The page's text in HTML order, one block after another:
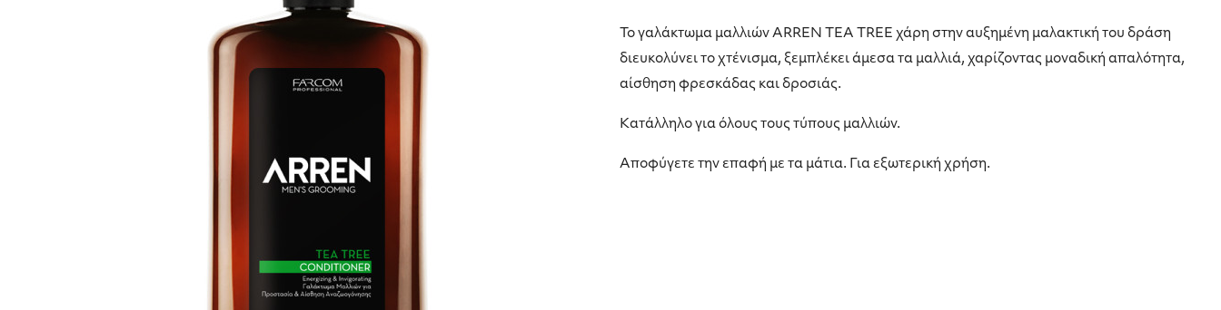
Το γαλάκτωμα μαλλιών ARREN TEA TREE χάρη στην αυξημένη μαλακτική του δράση
διευκολύνει το χτένισμα, ξεμπλέκει άμεσα τα μαλλιά, χαρίζοντας μοναδική απαλότητα,
αίσθηση φρεσκάδας και δροσιάς.
Κατάλληλο για όλους τους τύπους μαλλιών.
Αποφύγετε την επαφή με τα μάτια. Για εξωτερική χρήση.